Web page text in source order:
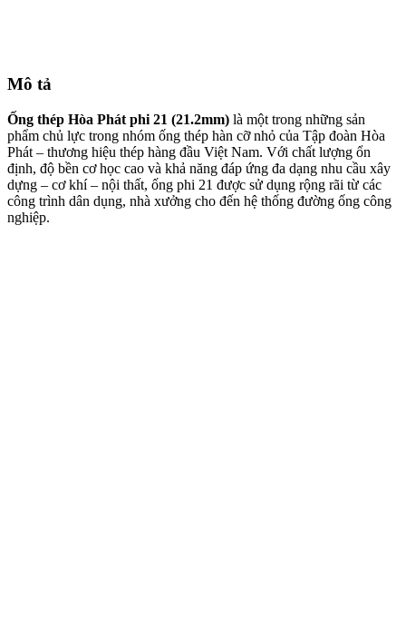
Mô tả
Ống thép Hòa Phát phi 21 (21.2mm) là một trong những sản
phẩm chủ lực trong nhóm ống thép hàn cỡ nhỏ của Tập đoàn Hòa
Phát – thương hiệu thép hàng đầu Việt Nam. Với chất lượng ổn
định, độ bền cơ học cao và khả năng đáp ứng đa dạng nhu cầu xây
dựng – cơ khí – nội thất, ống phi 21 được sử dụng rộng rãi từ các
công trình dân dụng, nhà xưởng cho đến hệ thống đường ống công
nghiệp.